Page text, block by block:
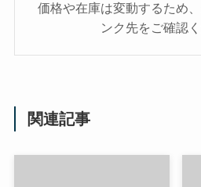
価格や在庫は変動するため
ンク先をご確認く
関連記事